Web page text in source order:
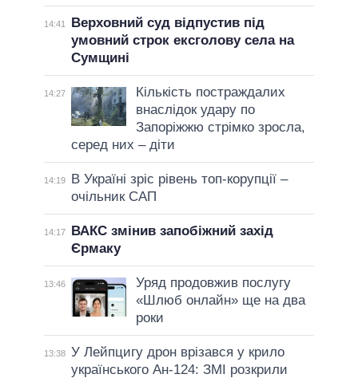
14:41
Верховний суд відпустив під
умовний строк ексголову села на
Сумщині
14:27
Кількість постраждалих
внаслідок удару по
Запоріжжю стрімко зросла,
серед них – діти
14:19
В Україні зріс рівень топ-корупції –
очільник САП
14:17
ВАКС змінив запобіжний захід
Єрмаку
13:46
Уряд продовжив послугу
«Шлюб онлайн» ще на два
роки
13:38 У Лейпцигу дрон врізався у крило
українського Ан-124: ЗМІ розкрили